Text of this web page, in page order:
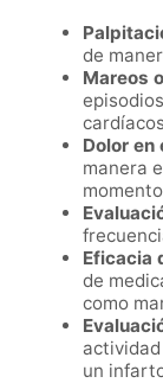
de
Mareos
Dolor en
manera
Eficacia
de
como
un